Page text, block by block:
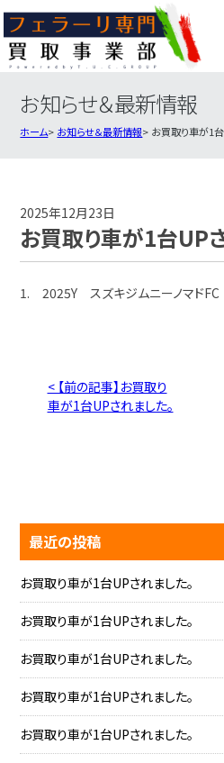
3ステップのカンタン査定
フェラーリ買取実績
お知らせ＆最新情報
ホーム お知らせ＆最新情報 お買取り車が1台
2025年12月23日
お買取り車が1台UP
1. 2025Y スズキジムニーノマド
< 【前の記事】お買取り
車が1台UPされました。
最近の投稿
お買取り車が1台UPされました。
お買取り車が1台UPされました。
お買取り車が1台UPされました。
お買取り車が1台UPされました。
お買取り車が1台UPされました。